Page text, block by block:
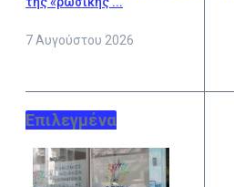
7 Αυγούστου 2026
Επιλεγμένα